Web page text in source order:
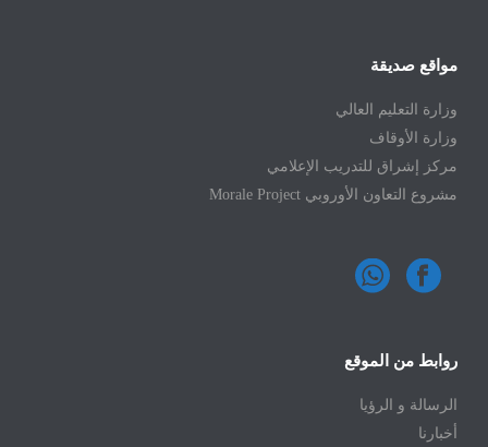
مواقع صديقة
وزارة التعليم العالي
وزارة الأوقاف
مركز إشراق للتدريب الإعلامي
مشروع التعاون الأوروبي Morale Project
روابط من الموقع
الرسالة و الرؤيا
أخبارنا